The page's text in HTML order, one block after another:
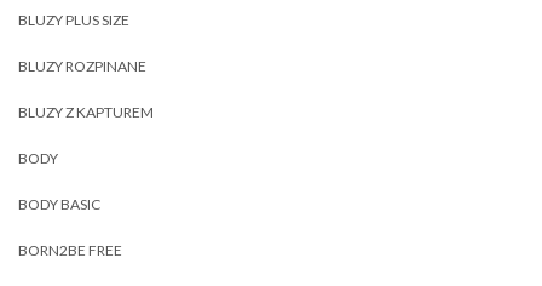
BLUZY PLUS SIZE
BLUZY ROZPINANE
BLUZY Z KAPTUREM
BODY
BODY BASIC
BORN2BE FREE